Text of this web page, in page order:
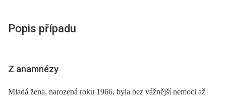
Popis případu
Z anamnézy
Mladá žena, narozená roku 1966, byla bez vážnější nemoci až